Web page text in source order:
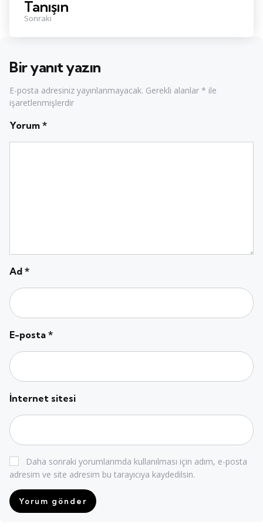
Tanışın
Sonraki
Bir yanıt yazın
E-posta adresiniz yayınlanmayacak. Gerekli alanlar * ile
işaretlenmişlerdir
Yorum *
Ad *
E-posta *
İnternet sitesi
Daha sonraki yorumlarımda kullanılması için adım, e-posta
adresim ve site adresim bu tarayıcıya kaydedilsin.